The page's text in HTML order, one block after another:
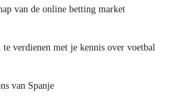
van de online betting market
te verdienen met je kennis over voetbal
van Spanje